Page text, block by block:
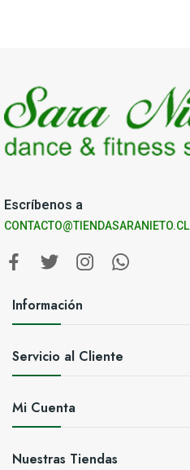
Escríbenos a
CONTACTO@TIENDASARANIETO.CL
Información
Servicio al Cliente
Mi Cuenta
Nuestras Tiendas